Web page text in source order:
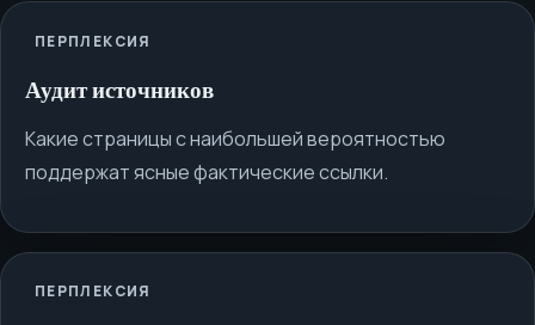
ПЕРПЛЕКСИЯ
Аудит источников
Какие страницы с наибольшей вероятностью
поддержат ясные фактические ссылки.
ПЕРПЛЕКСИЯ